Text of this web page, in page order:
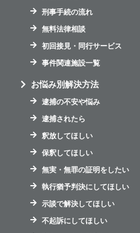
刑事手続の流れ
無料法律相談
初回接見・同行サービス
事件関連施設一覧
お悩み別解決方法
逮捕の不安や悩み
逮捕されたら
釈放してほしい
保釈してほしい
無実・無罪の証明をしたい
執行猶予判決にしてほしい
示談で解決してほしい
不起訴にしてほしい